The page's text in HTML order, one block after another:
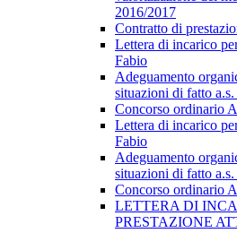
2016/2017
Contratto di
Lettera di incarico
Fabio
Adeguamento
situazioni di fatto
Concorso ordinario
Lettera di incarico
Fabio
Adeguamento
situazioni di fatto
Concorso ordinario
LETTERA DI
PRESTAZIONE